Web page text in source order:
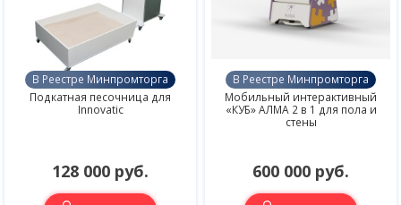
В Реестре Минпромторга
Подкатная песочница для
Innovatic
128 000 руб.
В Реестре Минпромторга
Мобильный интерактивный
«КУБ» АЛМА 2 в 1 для пола и
стены
600 000 руб.